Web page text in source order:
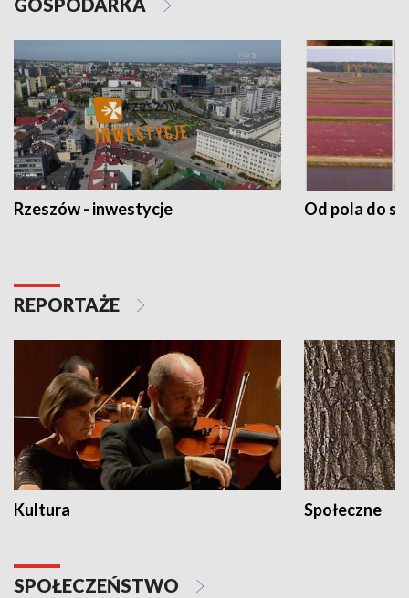
Rzeszów - inwestycje Od pola do
REPORTAŻE
Kultura Społeczne
SPOŁECZEŃSTWO